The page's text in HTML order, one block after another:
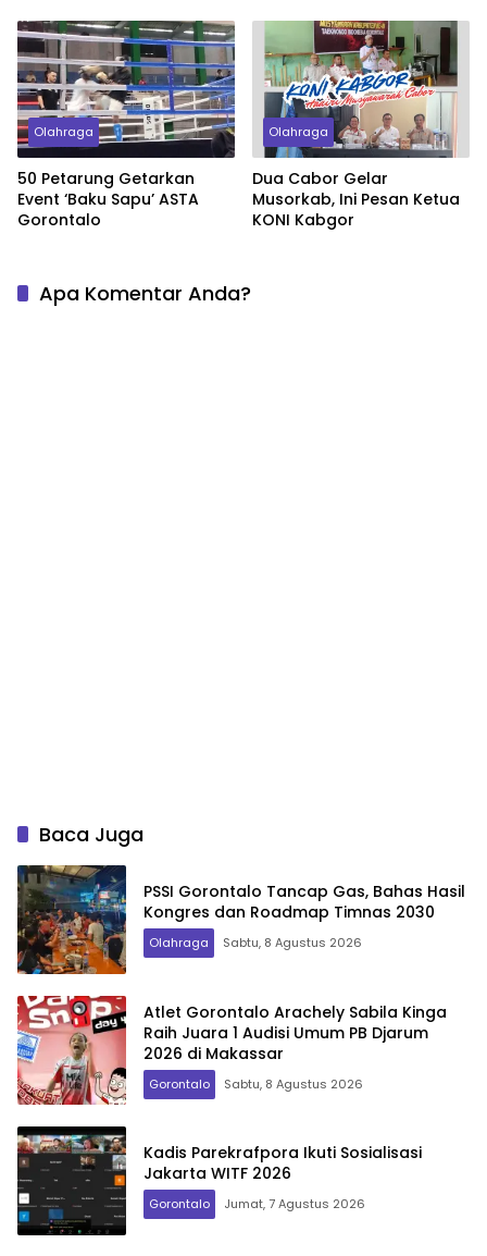
Olahraga
50 Petarung Getarkan
Event ‘Baku Sapu’ ASTA
Gorontalo
Olahraga
Dua Cabor Gelar
Musorkab, Ini Pesan Ketua
KONI Kabgor
Apa Komentar Anda?
Baca Juga
PSSI Gorontalo Tancap Gas, Bahas Hasil
Kongres dan Roadmap Timnas 2030
Olahraga Sabtu, 8 Agustus 2026
Atlet Gorontalo Arachely Sabila Kinga
Raih Juara 1 Audisi Umum PB Djarum
2026 di Makassar
Gorontalo Sabtu, 8 Agustus 2026
Kadis Parekrafpora Ikuti Sosialisasi
Jakarta WITF 2026
Gorontalo Jumat, 7 Agustus 2026